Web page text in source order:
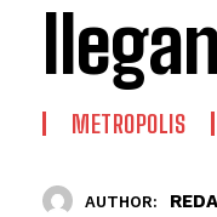
METROPOLIS
AUTHOR: